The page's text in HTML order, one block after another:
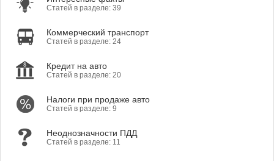
Статей в разделе: 39
Коммерческий транспорт
Статей в разделе: 24
Кредит на авто
Статей в разделе: 20
Налоги при продаже авто
Статей в разделе: 9
Неоднозначности ПДД
Статей в разделе: 11